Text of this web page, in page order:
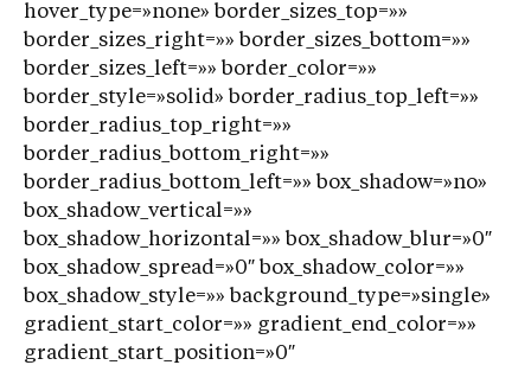
hover_type=»none» border_sizes_top=»»
border_sizes_right=»» border_sizes_bottom=»»
border_sizes_left=»» border_color=»»
border_style=»solid» border_radius_top_left=»»
border_radius_top_right=»»
border_radius_bottom_right=»»
border_radius_bottom_left=»» box_shadow=»no»
box_shadow_vertical=»»
box_shadow_horizontal=»» box_shadow_blur=»0″
box_shadow_spread=»0″ box_shadow_color=»»
box_shadow_style=»» background_type=»single»
gradient_start_color=»» gradient_end_color=»»
gradient_start_position=»0″